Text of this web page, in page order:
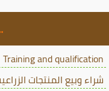
شاهد
Training and qualification
شراء وبيع المنتجات